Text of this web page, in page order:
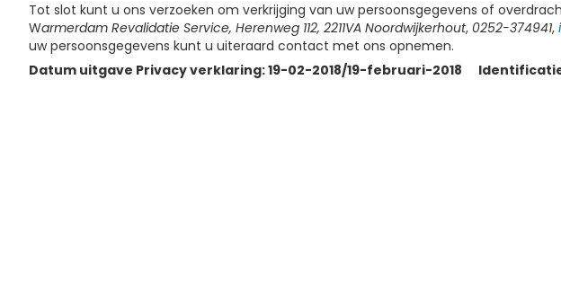
Tot slot kunt u ons verzoeken om verkrijging van uw persoonsgegevens of
Warmerdam Revalidatie Service, Herenweg 112, 2211VA Noordwijkerhout, 0252-374941,
uw persoonsgegevens kunt u uiteraard contact met ons opnemen.
Datum uitgave Privacy verklaring: 19-02-2018/19-februari-2018